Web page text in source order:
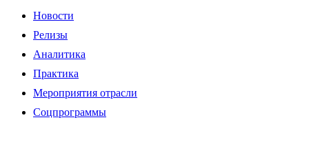
Новости
Релизы
Аналитика
Практика
Мероприятия отрасли
Соцпрограммы